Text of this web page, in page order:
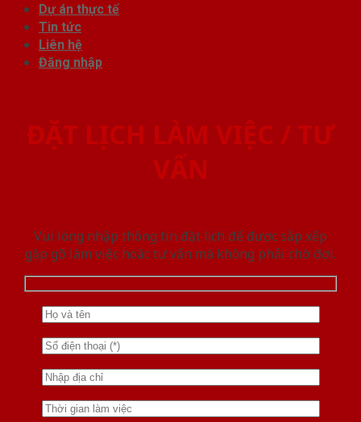
Dự án thực tế
Tin tức
Liên hệ
Đăng nhập
ĐẶT LỊCH LÀM VIỆC / TƯ
VẤN
Vui lòng nhập thông tin đặt lịch để được sắp xếp
gặp gỡ làm việc hoăc tư vấn mà không phải chờ đợi.